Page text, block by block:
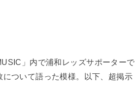
」内で浦和レッズサポーターで
ついて語った模様。以下、超掲示